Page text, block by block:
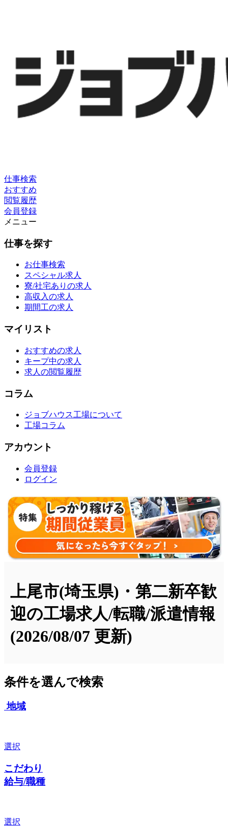
仕事検索
おすすめ
閲覧履歴
会員登録
メニュー
仕事を探す
お仕事検索
スペシャル求人
寮/社宅ありの求人
高収入の求人
期間工の求人
マイリスト
おすすめの求人
キープ中の求人
求人の閲覧履歴
コラム
ジョブハウス工場について
工場コラム
アカウント
会員登録
ログイン
上尾市(埼玉県)・第二新卒歓
迎の工場求人/転職/派遣情報
(2026/08/07 更新)
条件を選んで検索
地域
選択
こだわり
給与/職種
選択